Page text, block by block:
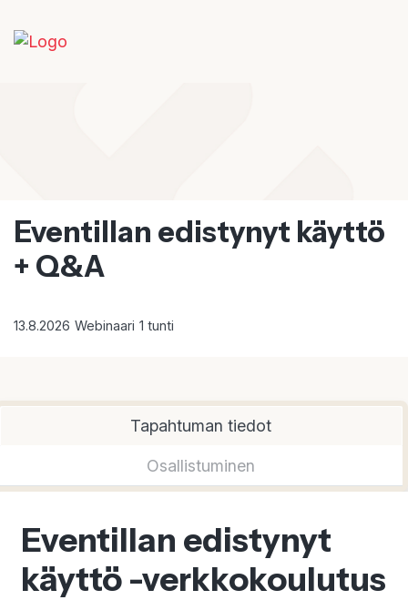
Eventillan edistynyt käyttö
+ Q&A
13.8.2026 Webinaari 1 tunti
Tapahtuman tiedot
Osallistuminen
Eventillan edistynyt
käyttö -verkkokoulutus